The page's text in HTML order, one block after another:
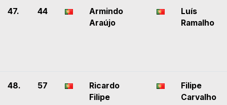
47. 44
Armindo
Araújo
Luís
Ramalho
48. 57
Ricardo
Filipe
Filipe
Carvalho